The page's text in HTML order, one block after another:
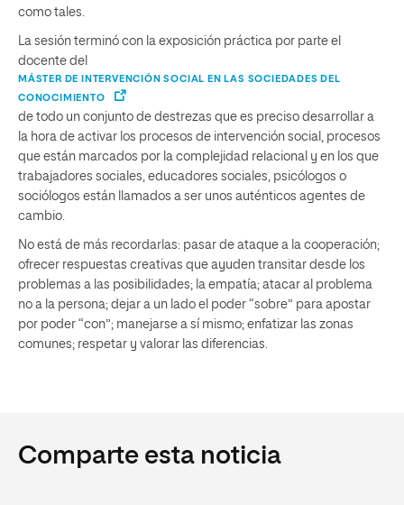
como tales.
La sesión terminó con la exposición práctica por parte el
docente del
MÁSTER DE INTERVENCIÓN SOCIAL EN LAS SOCIEDADES DEL
CONOCIMIENTO
de todo un conjunto de destrezas que es preciso desarrollar a
la hora de activar los procesos de intervención social, procesos
que están marcados por la complejidad relacional y en los que
trabajadores sociales, educadores sociales, psicólogos o
sociólogos están llamados a ser unos auténticos agentes de
cambio.
No está de más recordarlas: pasar de ataque a la cooperación;
ofrecer respuestas creativas que ayuden transitar desde los
problemas a las posibilidades; la empatía; atacar al problema
no a la persona; dejar a un lado el poder “sobre” para apostar
por poder “con”; manejarse a sí mismo; enfatizar las zonas
comunes; respetar y valorar las diferencias.
Comparte esta noticia